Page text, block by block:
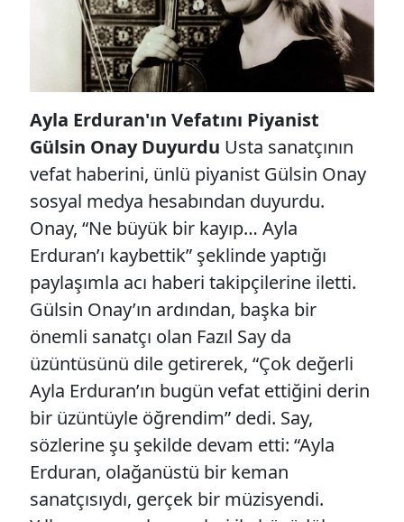
Ayla Erduran'ın Vefatını Piyanist
Gülsin Onay Duyurdu Usta sanatçının
vefat haberini, ünlü piyanist Gülsin Onay
sosyal medya hesabından duyurdu.
Onay, “Ne büyük bir kayıp… Ayla
Erduran’ı kaybettik” şeklinde yaptığı
paylaşımla acı haberi takipçilerine iletti.
Gülsin Onay’ın ardından, başka bir
önemli sanatçı olan Fazıl Say da
üzüntüsünü dile getirerek, “Çok değerli
Ayla Erduran’ın bugün vefat ettiğini derin
bir üzüntüyle öğrendim” dedi. Say,
sözlerine şu şekilde devam etti: “Ayla
Erduran, olağanüstü bir keman
sanatçısıydı, gerçek bir müzisyendi.